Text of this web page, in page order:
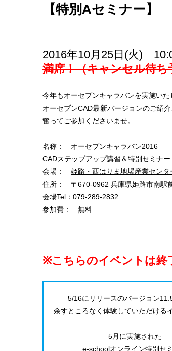
第18回 受賞作品
第16回 応募サイト
第15回 受賞作品
【特別Aセミナー】
2016年10月25日(火)
満席！（キャンセル待
今年もオーセブンキャラバンを実施いた
オーセブンCAD最新バージョンのご紹
奮ってご参加くださいませ。
名称： オーセブンキャラバン2016
CADステップアップ講習＆特別セミナー
会場： 姫路・西はりま地場産業セン
住所： 〒670-0962 兵庫県姫路市南駅
会場Tel：079-289-2832
参加費： 無料
※こちらのイベントは終
5/16にリリースのバージョン
余すところなく体験していただける
5月に実施された
e-schoolオンライン特別セ